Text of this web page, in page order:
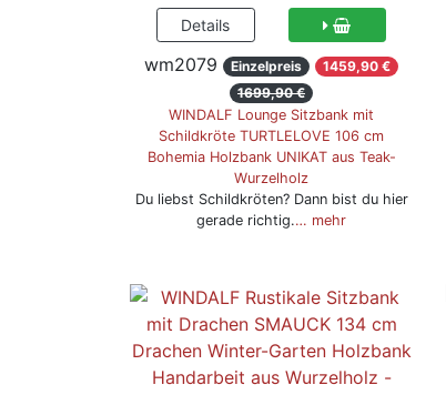
wm2079 Einzelpreis
1459,90 €
1699,90 €
WINDALF Lounge Sitzbank mit
Schildkröte TURTLELOVE 106 cm
Bohemia Holzbank UNIKAT aus Teak-
Wurzelholz
Du liebst Schildkröten? Dann bist du hier
gerade richtig.… mehr